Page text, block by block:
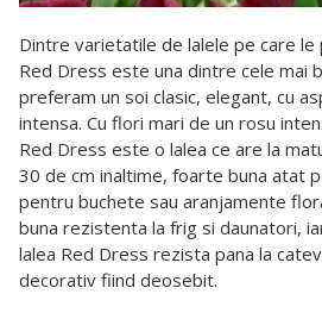
Dintre varietatile de lalele pe care le
Red Dress este una dintre cele mai
preferam un soi clasic, elegant, cu
intensa. Cu flori mari de un rosu
Red Dress este o lalea ce are la
30 de cm inaltime, foarte buna atat
pentru buchete sau aranjamente
buna rezistenta la frig si daunatori,
lalea Red Dress rezista pana la
decorativ fiind deosebit.